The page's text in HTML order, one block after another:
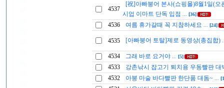
4537
[祝]아빠붕어 본사(쇼핑몰)8월1일(오
시업 이마트 단독 입점
[36]
4536 여름 휴가갈때 꼭 지참하세요 [24]
4535 [아빠붕어 토탈]제로 동영상(총집합)
4534 그래 바로 요거야 [5]
4533
강촌낚시 잡고기 퇴치용 우동빨판
4532
아붕 마술 바다빨판 한단품 대돔~